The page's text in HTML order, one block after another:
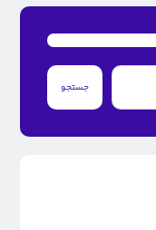
جستجو